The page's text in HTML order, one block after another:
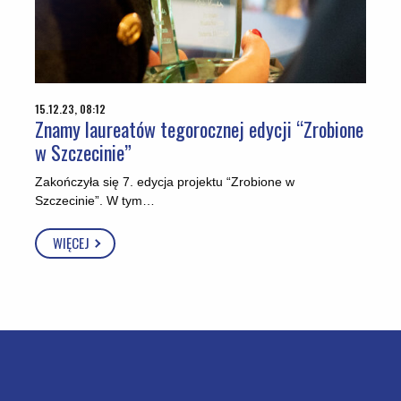
15.12.23, 08:12
Znamy laureatów tegorocznej edycji “Zrobione
w Szczecinie”
Zakończyła się 7. edycja projektu “Zrobione w
Szczecinie”. W tym…
WIĘCEJ